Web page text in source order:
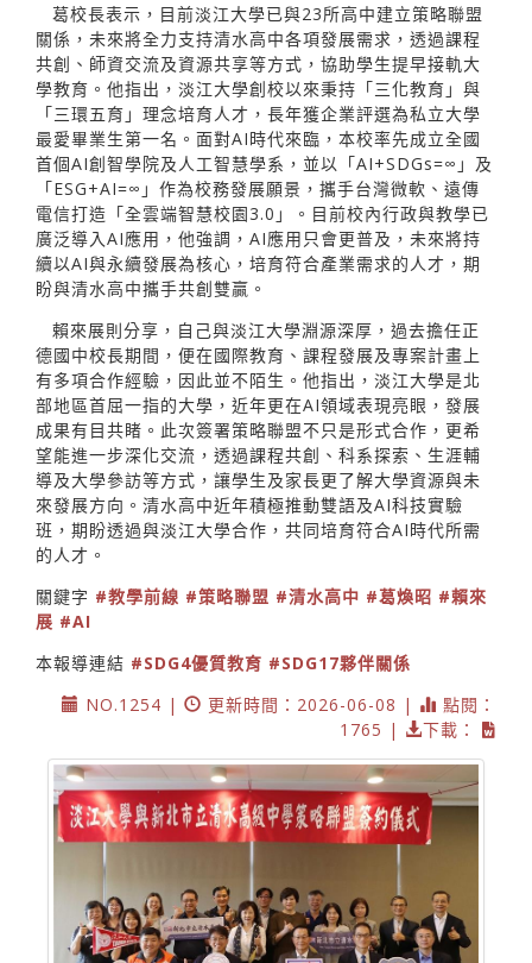
葛校長表示，目前淡江大學已與23所高中建立策略聯盟
關係，未來將全力支持清水高中各項發展需求，透過課程
共創、師資交流及資源共享等方式，協助學生提早接軌大
學教育。他指出，淡江大學創校以來秉持「三化教育」與
「三環五育」理念培育人才，長年獲企業評選為私立大學
最愛畢業生第一名。面對AI時代來臨，本校率先成立全國
首個AI創智學院及人工智慧學系，並以「AI+SDGs=∞」及
「ESG+AI=∞」作為校務發展願景，攜手台灣微軟、遠傳
電信打造「全雲端智慧校園3.0」。目前校內行政與教學已
廣泛導入AI應用，他強調，AI應用只會更普及，未來將持
續以AI與永續發展為核心，培育符合產業需求的人才，期
盼與清水高中攜手共創雙贏。
賴來展則分享，自己與淡江大學淵源深厚，過去擔任正
德國中校長期間，便在國際教育、課程發展及專案計畫上
有多項合作經驗，因此並不陌生。他指出，淡江大學是北
部地區首屈一指的大學，近年更在AI領域表現亮眼，發展
成果有目共睹。此次簽署策略聯盟不只是形式合作，更希
望能進一步深化交流，透過課程共創、科系探索、生涯輔
導及大學參訪等方式，讓學生及家長更了解大學資源與未
來發展方向。清水高中近年積極推動雙語及AI科技實驗
班，期盼透過與淡江大學合作，共同培育符合AI時代所需
的人才。
關鍵字 #教學前線 #策略聯盟 #清水高中 #葛煥昭 #賴來
展 #AI
本報導連結 #SDG4優質教育 #SDG17夥伴關係
NO.1254 |
更新時間：2026-06-08 |
點閱：
1765 |
下載：